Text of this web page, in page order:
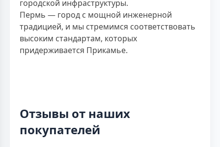
городской инфраструктуры.
Пермь — город с мощной инженерной
традицией, и мы стремимся соответствовать
высоким стандартам, которых
придерживается Прикамье.
Отзывы от наших
покупателей